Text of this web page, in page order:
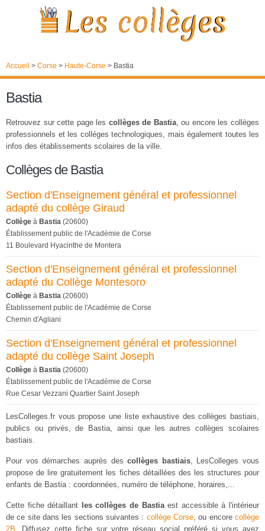
Accueil > Corse > Haute-Corse > Bastia
Bastia
Retrouvez sur cette page les collèges de Bastia, ou encore les collèges
professionnels et les colléges technologiques, mais également toutes les
infos des établissements scolaires de la ville.
Collèges de Bastia
Section d'Enseignement général et professionnel
adapté du collège Giraud
Collège à Bastia (20600)
Établissement public de l'Académie de Corse
11 Boulevard Hyacinthe de Montera
Section d'Enseignement général et professionnel
adapté du Collège Montesoro
Collège à Bastia (20600)
Établissement public de l'Académie de Corse
Chemin d'Agliani
Section d'Enseignement général et professionnel
adapté du collège Saint Joseph
Collège à Bastia (20600)
Établissement public de l'Académie de Corse
Rue Cesar Vezzani Quartier Saint Joseph
LesColleges.fr vous propose une liste exhaustive des collèges bastiais,
publics ou privés, de Bastia, ainsi que les autres collèges scolaires
bastiais.
Pour vos démarches auprès descollèges bastiais, LesColleges vous
propose de lire gratuitement les fiches détaillées des les structures pour
enfants de Bastia : coordonnées, numéro de téléphone, horaires,...
Cette fiche détaillant les collèges de Bastiaest accessible à l'intérieur
de ce site dans les sections suivantes : collège Corse, ou encorecollège
2B . Diffusez cette fiche sur votre réseau social préféré si vous avez